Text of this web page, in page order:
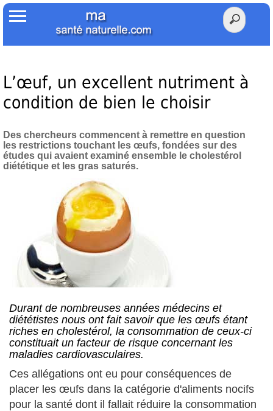
Accueil
Votre Santé
Poids Santé
Herbier
Tests
Membres Amis
Facebook
L’œuf, un excellent nutriment à
condition de bien le choisir
Des chercheurs commencent à remettre en question
les restrictions touchant les œufs, fondées sur des
études qui avaient examiné ensemble le cholestérol
diététique et les gras saturés.
Durant de nombreuses années médecins et
diététistes nous ont fait savoir que les œufs étant
riches en cholestérol, la consommation de ceux-ci
constituait un facteur de risque concernant les
maladies cardiovasculaires.
Ces allégations ont eu pour conséquences de
placer les œufs dans la catégorie d'aliments nocifs
pour la santé dont il fallait réduire la consommation